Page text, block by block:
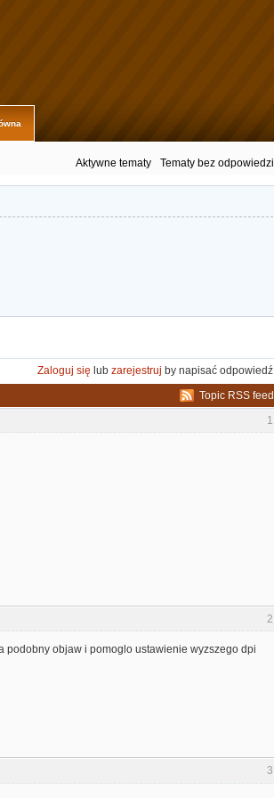
Aktywne tematy Tematy bez odpowiedzi
Zaloguj się lub zarejestruj by napisać odpowiedź
Topic RSS feed
1
2
podobny objaw i pomoglo ustawienie wyzszego dpi
3